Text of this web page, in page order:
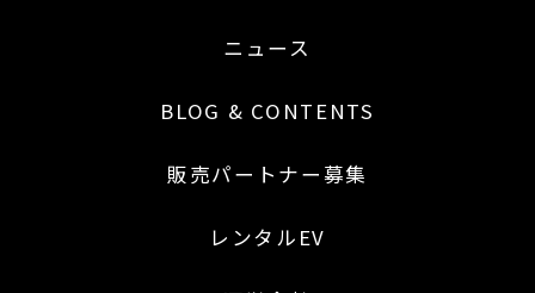
ニュース
BLOG & CONTENTS
販売パートナー募集
レンタルEV